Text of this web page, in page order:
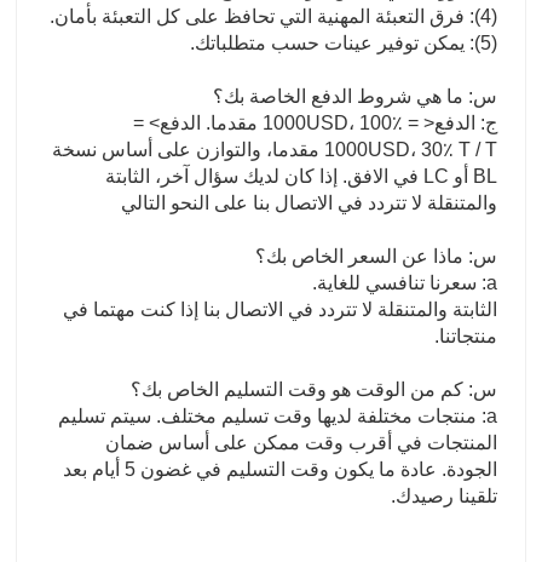
(4): فرق التعبئة المهنية التي تحافظ على كل التعبئة بأمان.
(5): يمكن توفير عينات حسب متطلباتك.
س: ما هي شروط الدفع الخاصة بك؟
ج: الدفع< = 1000USD، 100٪ مقدما. الدفع> =
1000USD، 30٪ T / T مقدما، والتوازن على أساس نسخة
BL أو LC في الافق. إذا كان لديك سؤال آخر، الثابتة
والمتنقلة لا تتردد في الاتصال بنا على النحو التالي
س: ماذا عن السعر الخاص بك؟
a: سعرنا تنافسي للغاية.
الثابتة والمتنقلة لا تتردد في الاتصال بنا إذا كنت مهتما في
منتجاتنا.
س: كم من الوقت هو وقت التسليم الخاص بك؟
a: منتجات مختلفة لديها وقت تسليم مختلف. سيتم تسليم
المنتجات في أقرب وقت ممكن على أساس ضمان
الجودة. عادة ما يكون وقت التسليم في غضون 5 أيام بعد
تلقينا رصيدك.